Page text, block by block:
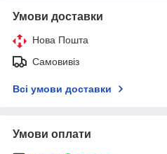
Умови доставки
Нова Пошта
Самовивіз
Всі умови доставки
Умови оплати